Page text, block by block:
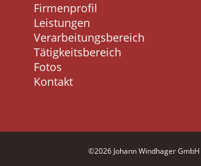
Firmenprofil
Leistungen
Verarbeitungsbereich
Tätigkeitsbereich
Fotos
Kontakt
©2026 Johann Windhager GmbH